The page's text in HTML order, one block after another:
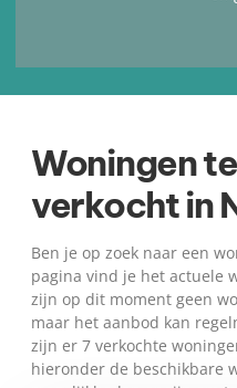
Woningen
verkocht in
Ben je op zoek naar een
pagina vind je het actuele
zijn op dit moment geen
maar het aanbod kan
zijn er 7 verkochte
hieronder de beschikbare